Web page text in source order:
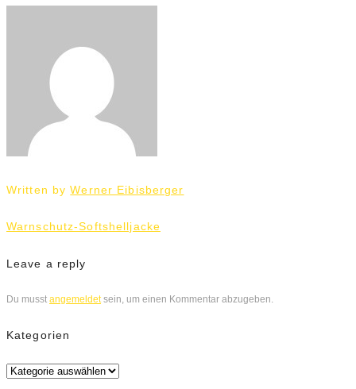
Written byWerner Eibisberger
Beitrags-
Navigation
Warnschutz-Softshelljacke
Leave a reply
Du musst angemeldetsein, um einen Kommentar abzugeben.
Kategorien
Kategorien